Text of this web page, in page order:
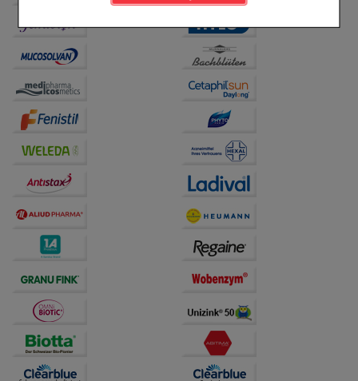
Einkaufserlebnis noch ansprechender zu gestalten,
Besuchers oder unsere Seite an bevorzugte
Verhaltensweisen (z.B. Spracheinstellung)
anzupassen. Komfort-Cookies ermöglichen es uns
auch auf Ihre Bedürfnisse zugeschrittene Inhalte
anzuzeigen und unser Partnerprogramm zu
betreiben.
Statistik & Tracking:
Hierüber lassen sich
Informationen über die Art und Weise der Nutzung
unserer Website sammeln, mit deren Hilfe wir unsere
auf unserer Website aber auch die Werbung auf
Drittseiten möglichst relevant für Sie zu gestalten.
Bitte beachten Sie, dass Daten hierfür teilweise an
Dritte wie z.B. Google oder soziale Medien